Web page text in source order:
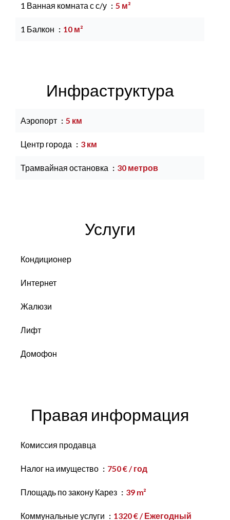
1 Ванная комната с с/у 5 м²
1 Балкон 10 м²
Инфраструктура
Аэропорт 5 км
Центр города 3 км
Трамвайная остановка 30 метров
Услуги
Кондиционер
Интернет
Жалюзи
Лифт
Домофон
Правая информация
Комиссия продавца
Налог на имущество 750 € / год
Площадь по закону Карез 39 m²
Коммунальные услуги 1320 € / Ежегодный